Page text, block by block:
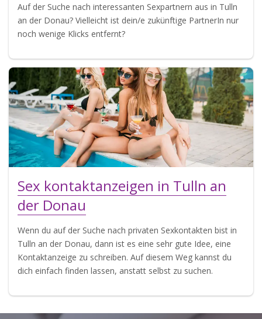
Auf der Suche nach interessanten Sexpartnern aus in Tulln
an der Donau? Vielleicht ist dein/e zukünftige PartnerIn nur
noch wenige Klicks entfernt?
Sex kontaktanzeigen in Tulln an
der Donau
Wenn du auf der Suche nach privaten Sexkontakten bist in
Tulln an der Donau, dann ist es eine sehr gute Idee, eine
Kontaktanzeige zu schreiben. Auf diesem Weg kannst du
dich einfach finden lassen, anstatt selbst zu suchen.